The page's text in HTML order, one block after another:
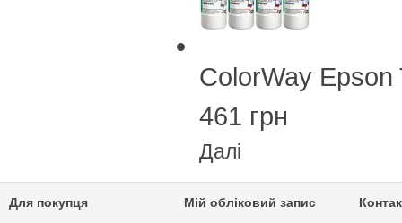
ColorWay
461 грн
Далі
Для покупця Мій обліковий запис